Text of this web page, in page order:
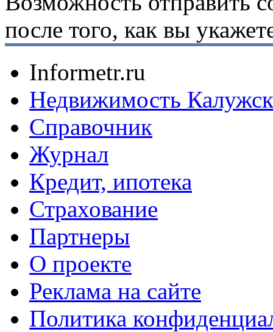
после того, как вы
Informetr.ru
Недвижимость
Справочник
Журнал
Кредит, ипотека
Страхование
Партнеры
O проекте
Реклама на сайте
Политика